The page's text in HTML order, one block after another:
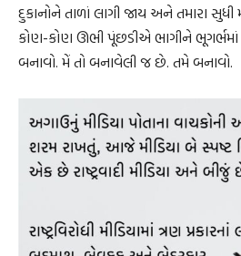
દુકાનોને તાળાં લાગી જાય અને તમારા સુધી
કોણ-કોણ ઊભી પૂંછડીએ ભાગીને ભૂગર્ભમાં
બનાવો. મેં તો બનાવેલી જ છે. તમે બનાવો.